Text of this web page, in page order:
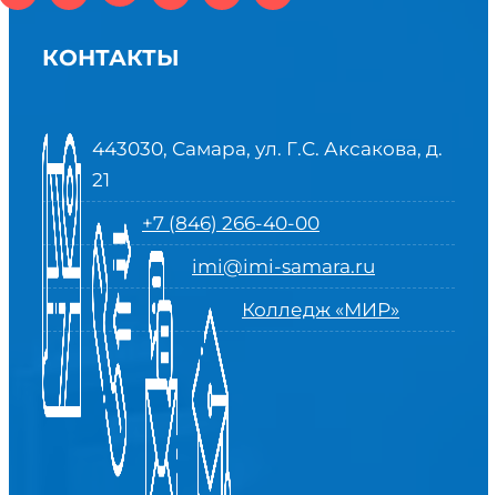
КОНТАКТЫ
443030, Самара, ул. Г.С. Аксакова, д.
21
+7 (846) 266-40-00
imi@imi-samara.ru
Колледж «МИР»